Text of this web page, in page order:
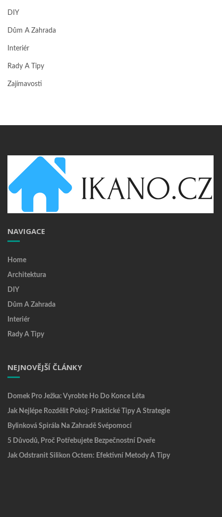
DIY
Dům A Zahrada
Interiér
Rady A Tipy
Zajímavosti
NAVIGACE
Home
Architektura
DIY
Dům A Zahrada
Interiér
Rady A Tipy
NEJNOVĚJŠÍ ČLÁNKY
Domek Pro Ježka: Vyrobte Ho Do Konce Léta
Jak Nejlépe Rozdělit Pokoj: Praktické Tipy A Strategie
Bylinková Spirála Na Zahradě Svépomocí
5 Důvodů, Proč Potřebujete Bezpečnostní Dveře
Jak Odstranit Silikon Octem: Efektivní Metody A Tipy